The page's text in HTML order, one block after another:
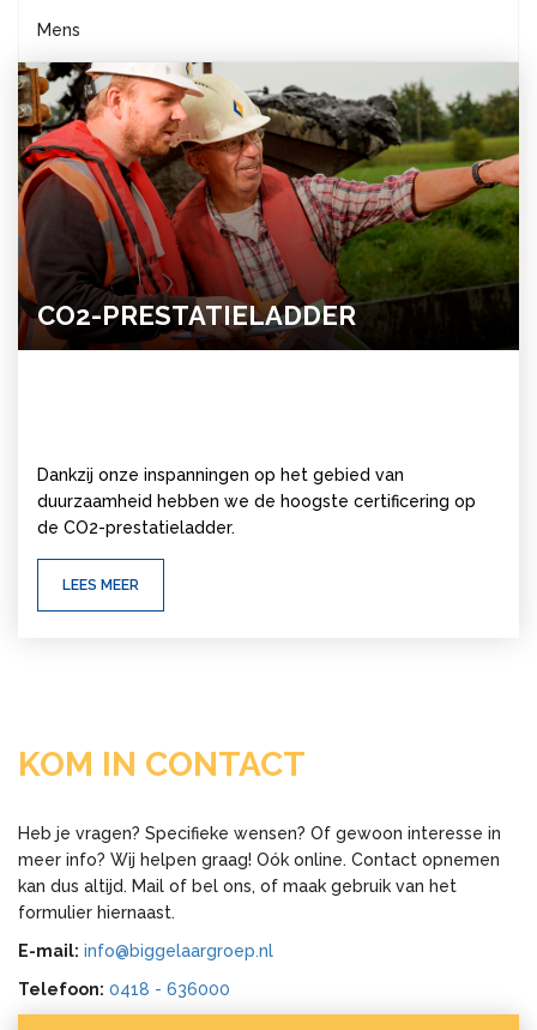
Mens
CO2-PRES­TA­TIE­LAD­DER
Dankzij onze inspanningen op het gebied van
duurzaamheid hebben we de hoogste certificering op
de CO2-prestatieladder.
LEES MEER
KOM IN CONTACT
Heb je vragen? Specifieke wensen? Of gewoon interesse in
meer info? Wij helpen graag! Oók online. Contact opnemen
kan dus altijd. Mail of bel ons, of maak gebruik van het
formulier hiernaast.
E-mail: info@biggelaargroep.nl
Telefoon: 0418 - 636000